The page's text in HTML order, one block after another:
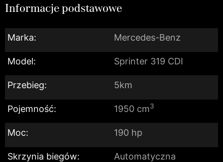
Informacje podstawowe
Marka: Mercedes-Benz
Model: Sprinter 319 CDI
Przebieg: 5km
Pojemność: 1950 cm3
Moc: 190 hp
Skrzynia biegów: Automatyczna